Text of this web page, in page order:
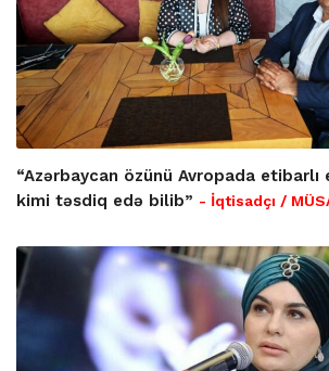
“Azərbaycan özünü Avropada etibarlı
kimi təsdiq edə bilib” - İqtisadçı /